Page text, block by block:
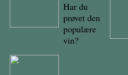
Har du
prøvet den
populære
vin?